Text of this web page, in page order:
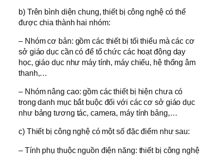
b) Trên bình diện chung, thiết bị công nghệ có thể
được chia thành hai nhóm:
– Nhóm cơ bản: gồm các thiết bị tối thiểu mà các cơ
sở giáo dục cần có để tổ chức các hoạt động dạy
học, giáo dục như máy tính, máy chiếu, hệ thống âm
thanh,…
– Nhóm nâng cao: gồm các thiết bị hiện chưa có
trong danh mục bắt buộc đối với các cơ sở giáo dục
như bảng tương tác, camera, máy tính bảng,…
c) Thiết bị công nghệ có một số đặc điểm như sau:
– Tính phụ thuộc nguồn điện năng: thiết bị công nghệ